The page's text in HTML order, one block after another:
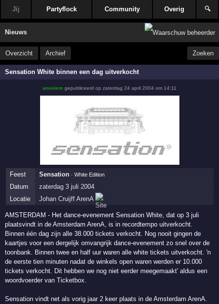
Jij Partyflock Community Overig 🔍
Nieuws
Overzicht Archief Zoeken
Sensation White binnen een dag uitverkocht
anoniem gepubliceerd op zaterdag 24 april 2004 om 14:11
Feest Sensation · White Edition
Datum
zaterdag 3 juli 2004
Locatie
Johan Cruijff ArenA
AMSTERDAM - Het dance-evenement Sensation White, dat op 3 juli
plaatsvindt in de Amsterdam ArenA, is in recordtempo uitverkocht.
Binnen één dag zijn alle 38.000 tickets verkocht. Nog nooit gingen de
kaartjes voor een dergelijk omvangrijk dance-evenement zo snel over de
toonbank. Binnen twee en half uur waren alle white tickets uitverkocht. 'n
de eerste tien minuten nadat de winkels open waren werden er 10.000
tickets verkocht. Dit hebben we nog niet eerder meegemaakt' aldus een
woordvoerder van Ticketbox.
Sensation vindt net als vorig jaar 2 keer plaats in de Amsterdam ArenA.